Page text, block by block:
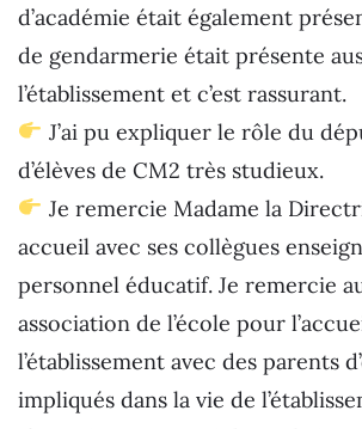
d’académie était également
de gendarmerie était présente
l’établissement et c’est rassurant.
J’ai pu expliquer le rôle du
d’élèves de CM2 très studieux.
Je remercie Madame la
accueil avec ses collègues
personnel éducatif. Je remercie
association de l’école pour
l’établissement avec des parents
impliqués dans la vie de